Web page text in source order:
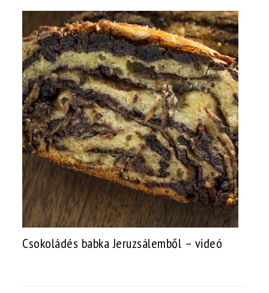
Csokoládés babka Jeruzsálemből – videó